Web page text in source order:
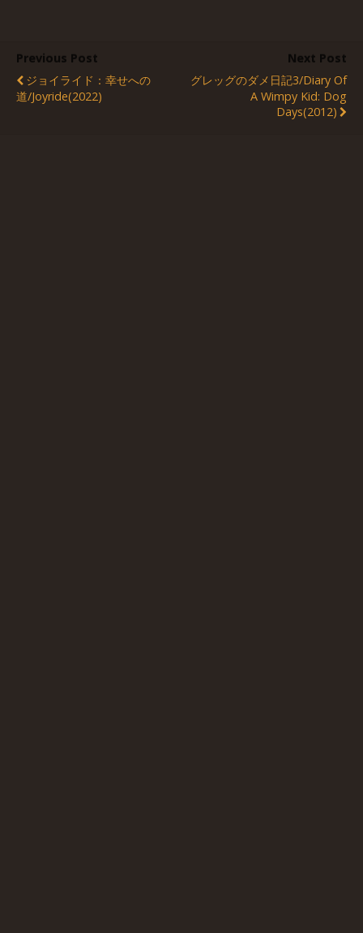
Previous Post
ジョイライド：幸せへの
道/Joyride(2022)
Next Post
グレッグのダメ日記3/Diary Of
A Wimpy Kid: Dog
Days(2012)